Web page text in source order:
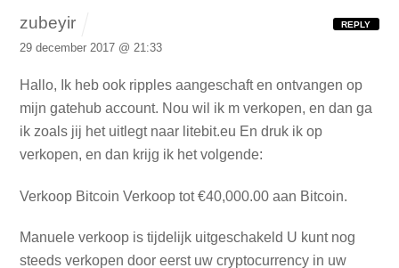
zubeyir
29 december 2017 @ 21:33
Hallo, Ik heb ook ripples aangeschaft en ontvangen op
mijn gatehub account. Nou wil ik m verkopen, en dan ga
ik zoals jij het uitlegt naar litebit.eu En druk ik op
verkopen, en dan krijg ik het volgende:
Verkoop Bitcoin Verkoop tot €40,000.00 aan Bitcoin.
Manuele verkoop is tijdelijk uitgeschakeld U kunt nog
steeds verkopen door eerst uw cryptocurrency in uw
REPLY